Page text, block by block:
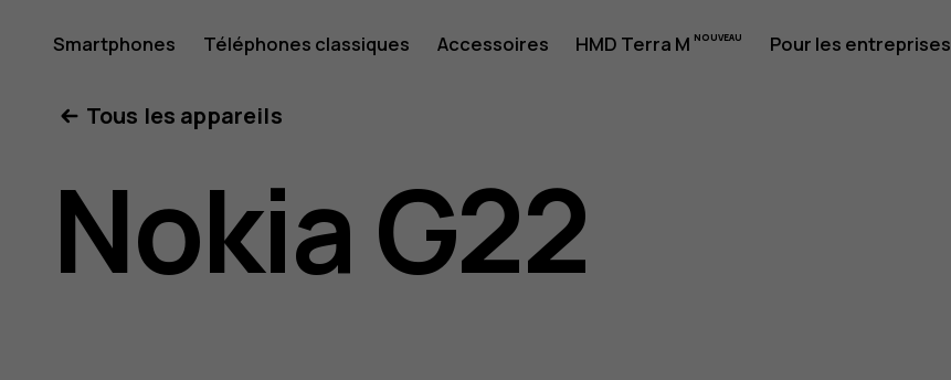
Guide
de
l'utilisateur
Smartphones Téléphones classiques Accessoires HMD Terra M Pour les entreprises
Tous les appareils
Nokia G22